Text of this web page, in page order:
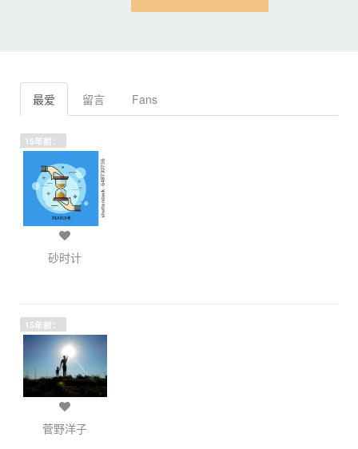
最爱 留言 Fans
15年前：
砂时计
15年前：
菅野洋子